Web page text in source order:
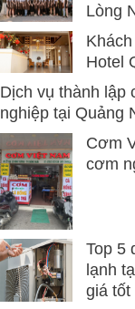
Lòng
Hotel
Dịch vụ thành lập
nghiệp tại Quảng
Cơm
cơm
Top 5
lạnh
giá tốt